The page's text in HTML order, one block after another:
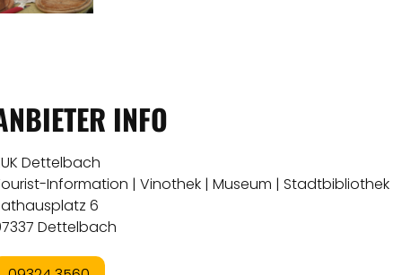
INFO
Dettelbach
Information | Vinothek | Museum | Stadtbibliothek
6
Dettelbach